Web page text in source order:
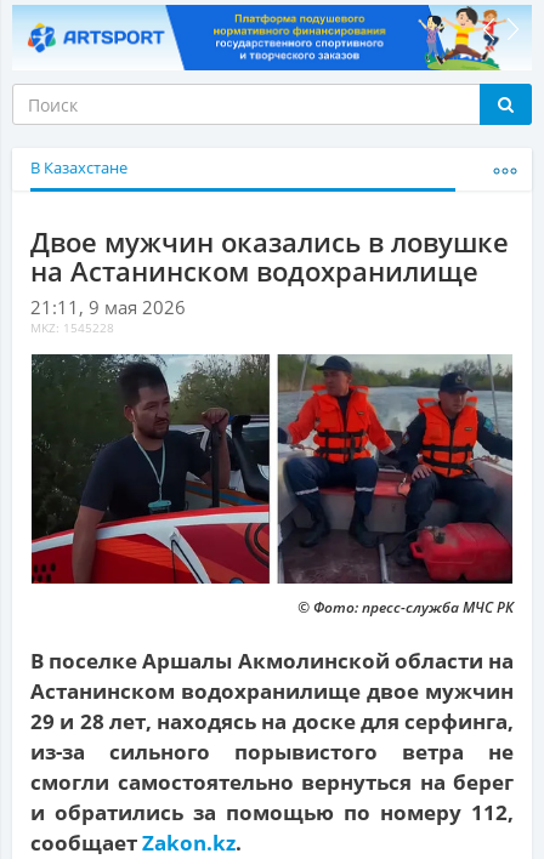
В Казахстане
Двое мужчин оказались в ловушке
на Астанинском водохранилище
21:11, 9 мая 2026
MKZ: 1545228
© Фото: пресс-служба МЧС РК
В поселке Аршалы Акмолинской области на
Астанинском водохранилище двое мужчин
29 и 28 лет, находясь на доске для серфинга,
из-за сильного порывистого ветра не
смогли самостоятельно вернуться на берег
и обратились за помощью по номеру 112,
сообщаетZakon.kz.